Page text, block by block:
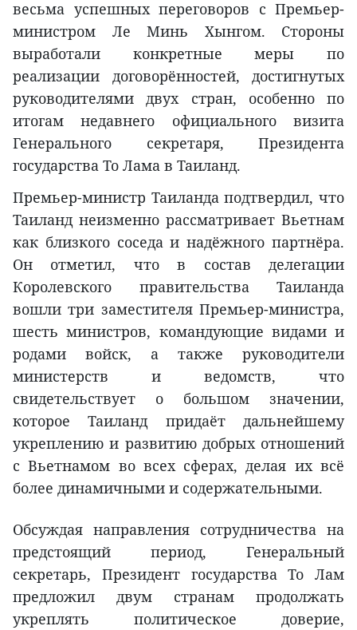
весьма успешных переговоров с Премьер-
министром Ле Минь Хынгом. Стороны
выработали конкретные меры по
реализации договорённостей, достигнутых
руководителями двух стран, особенно по
итогам недавнего официального визита
Генерального секретаря, Президента
государства То Лама в Таиланд.
Премьер-министр Таиланда подтвердил, что
Таиланд неизменно рассматривает Вьетнам
как близкого соседа и надёжного партнёра.
Он отметил, что в состав делегации
Королевского правительства Таиланда
вошли три заместителя Премьер-министра,
шесть министров, командующие видами и
родами войск, а также руководители
министерств и ведомств, что
свидетельствует о большом значении,
которое Таиланд придаёт дальнейшему
укреплению и развитию добрых отношений
с Вьетнамом во всех сферах, делая их всё
более динамичными и содержательными.
Обсуждая направления сотрудничества на
предстоящий период, Генеральный
секретарь, Президент государства То Лам
предложил двум странам продолжать
укреплять политическое доверие,